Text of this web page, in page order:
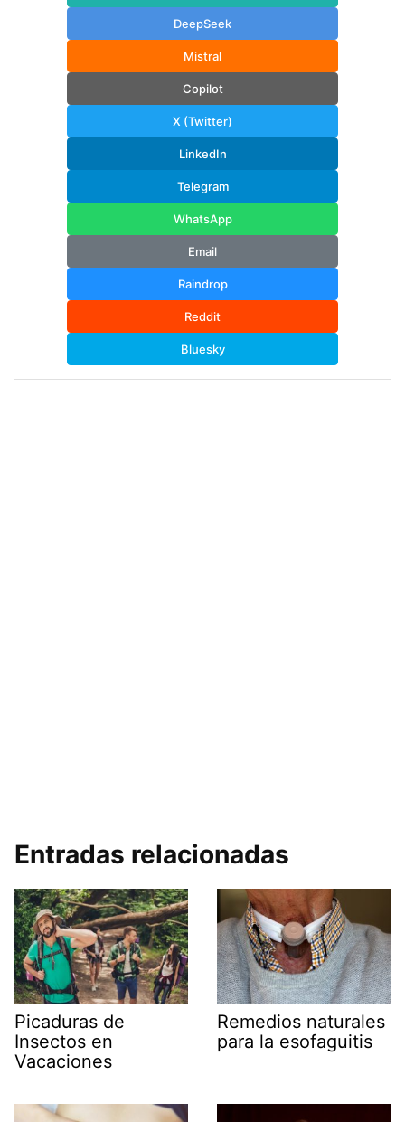
DeepSeek
Mistral
Copilot
X (Twitter)
LinkedIn
Telegram
WhatsApp
Email
Raindrop
Reddit
Bluesky
Entradas relacionadas
Picaduras de
Insectos en
Vacaciones
Remedios naturales
para la esofaguitis